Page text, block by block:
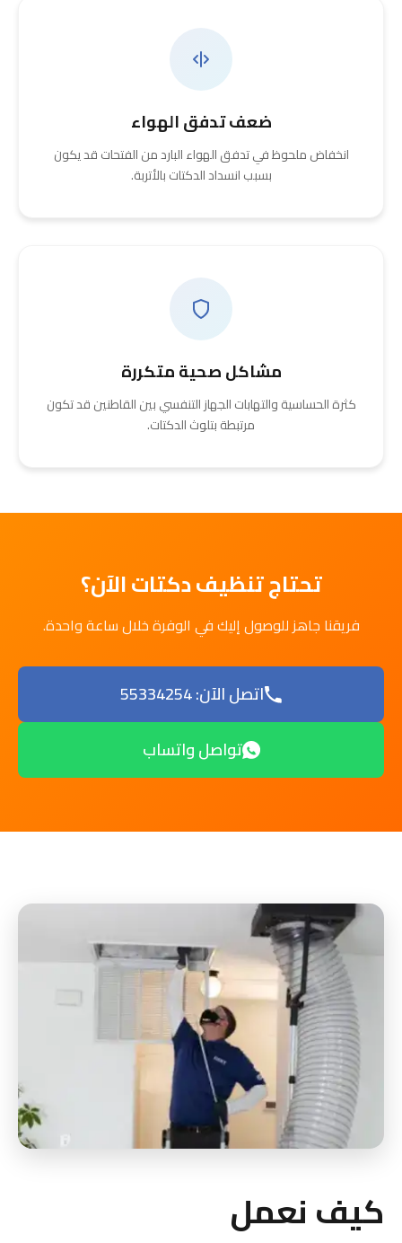
ضعف تدفق الهواء
انخفاض ملحوظ في تدفق الهواء البارد من الفتحات قد يكون
بسبب انسداد الدكتات بالأتربة.
مشاكل صحية متكررة
كثرة الحساسية والتهابات الجهاز التنفسي بين القاطنين قد تكون
مرتبطة بتلوث الدكتات.
تحتاج تنظيف دكتات الآن؟
فريقنا جاهز للوصول إليك في الوفرة خلال ساعة واحدة.
اتصل الآن: 55334254
تواصل واتساب
كيف نعمل